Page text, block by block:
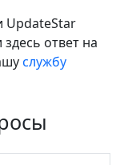
UpdateStar
ответ на
службу